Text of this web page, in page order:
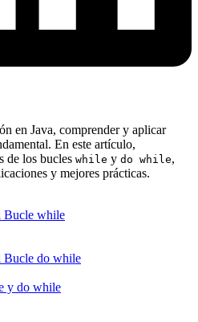
en Java, comprender y aplicar
En este artículo,
de los bucles while y do while,
y mejores prácticas.
Bucle while
Bucle do while
y do while